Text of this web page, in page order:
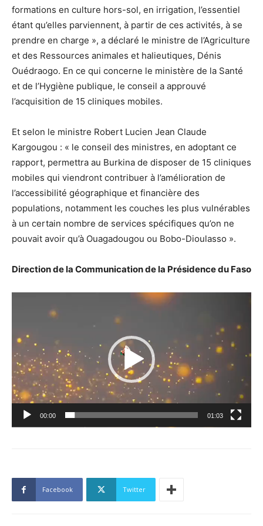
formations en culture hors-sol, en irrigation, l’essentiel
étant qu’elles parviennent, à partir de ces activités, à se
prendre en charge », a déclaré le ministre de l’Agriculture
et des Ressources animales et halieutiques, Dénis
Ouédraogo. En ce qui concerne le ministère de la Santé
et de l’Hygiène publique, le conseil a approuvé
l’acquisition de 15 cliniques mobiles.
Et selon le ministre Robert Lucien Jean Claude
Kargougou : « le conseil des ministres, en adoptant ce
rapport, permettra au Burkina de disposer de 15 cliniques
mobiles qui viendront contribuer à l’amélioration de
l’accessibilité géographique et financière des
populations, notamment les couches les plus vulnérables
à un certain nombre de services spécifiques qu’on ne
pouvait avoir qu’à Ouagadougou ou Bobo-Dioulasso ».
Direction de la Communication de la Présidence du Faso
Lecteur
00:00 01:03
Facebook Twitter